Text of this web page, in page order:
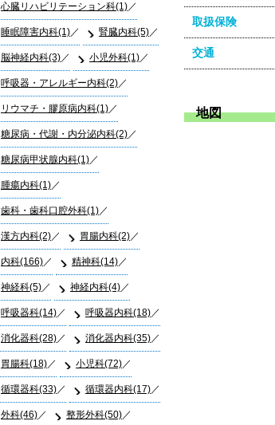
心臓リハビリテーション科(1)
睡眠障害内科(1) 腎臓内科(5)
脳神経内科(3) 小児外科(1)
呼吸器・アレルギー内科(2)
リウマチ・膠原病内科(1)
糖尿病・代謝・内分泌内科(2)
糖尿病甲状腺内科(1)
腫瘍内科(1)
歯科・歯科口腔外科(1)
漢方内科(2) 胃腸内科(2)
内科(166) 精神科(14)
神経科(5) 神経内科(4)
呼吸器科(14) 呼吸器内科(18)
消化器科(28) 消化器内科(35)
胃腸科(18) 小児科(72)
循環器科(33) 循環器内科(17)
外科(46) 整形外科(50)
取扱保険
交通
地図